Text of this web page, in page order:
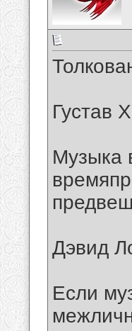
Густав
Музыка
Дэвид
Если